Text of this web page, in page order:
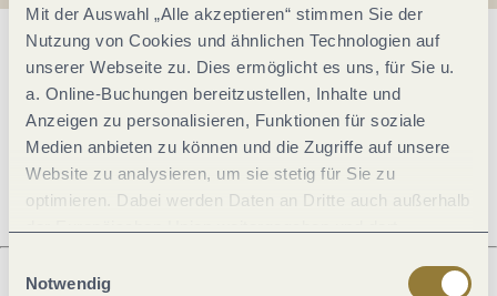
Mit der Auswahl „Alle akzeptieren“ stimmen Sie der
Nutzung von Cookies und ähnlichen Technologien auf
unserer Webseite zu. Dies ermöglicht es uns, für Sie u.
a. Online-Buchungen bereitzustellen, Inhalte und
Anzeigen zu personalisieren, Funktionen für soziale
Medien anbieten zu können und die Zugriffe auf unsere
Website zu analysieren, um sie stetig für Sie zu
optimieren. Dabei werden Daten an Dritte auch außerhalb
jederzeit widerrufen werden. Mit der Auswahl "Alle
Notwendig
Allgemeine Informationen
Öffnungszeiten